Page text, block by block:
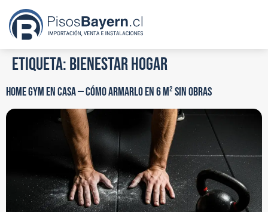
Etiqueta:bienestar hogar
HOME GYM EN CASA — CÓMO ARMARLO EN 6 M² SIN OBRAS